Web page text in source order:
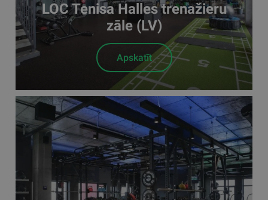
LOC Tenisa Halles trenažieru
zāle (LV)
Apskatīt